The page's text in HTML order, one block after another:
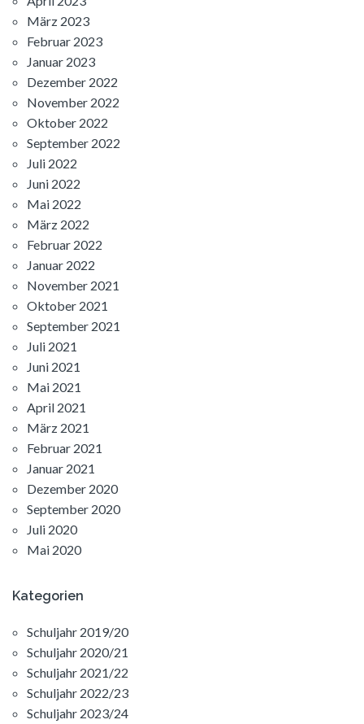
März 2023
Februar 2023
Januar 2023
Dezember 2022
November 2022
Oktober 2022
September 2022
Juli 2022
Juni 2022
Mai 2022
März 2022
Februar 2022
Januar 2022
November 2021
Oktober 2021
September 2021
Juli 2021
Juni 2021
Mai 2021
April 2021
März 2021
Februar 2021
Januar 2021
Dezember 2020
September 2020
Juli 2020
Mai 2020
Kategorien
Schuljahr 2019/20
Schuljahr 2020/21
Schuljahr 2021/22
Schuljahr 2022/23
Schuljahr 2023/24